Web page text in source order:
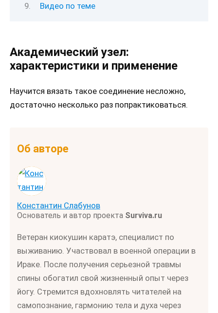
Видео по теме
Академический узел:
характеристики и применение
Научится вязать такое соединение несложно,
достаточно несколько раз попрактиковаться.
Об авторе
Константин Слабунов
Основатель и автор проекта Surviva.ru
Ветеран киокушин каратэ, специалист по
выживанию. Участвовал в военной операции в
Ираке. После получения серьезной травмы
спины обогатил свой жизненный опыт через
йогу. Стремится вдохновлять читателей на
самопознание, гармонию тела и духа через